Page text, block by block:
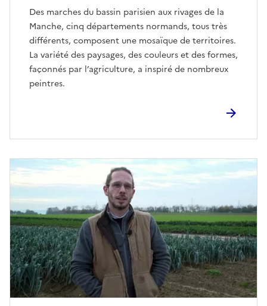
Des marches du bassin parisien aux rivages de la
Manche, cinq départements normands, tous très
différents, composent une mosaïque de territoires.
La variété des paysages, des couleurs et des formes,
façonnés par l’agriculture, a inspiré de nombreux
peintres.